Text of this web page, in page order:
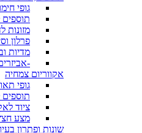
גופי
תוספים
מזונות
פרלון
מדיות
-
אקווריום צמחיה
גופי
תוספים
ציוד
מצע
שונות ופתרון